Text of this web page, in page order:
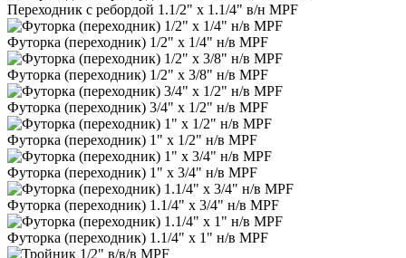
Переходник с ребордой 1.1/2" х 1.1/4" в/н MPF
Футорка (переходник) 1/2" х 1/4" н/в MPF
Футорка (переходник) 1/2" х 3/8" н/в MPF
Футорка (переходник) 3/4" х 1/2" н/в MPF
Футорка (переходник) 1" х 1/2" н/в MPF
Футорка (переходник) 1" х 3/4" н/в MPF
Футорка (переходник) 1.1/4" х 3/4" н/в MPF
Футорка (переходник) 1.1/4" х 1" н/в MPF